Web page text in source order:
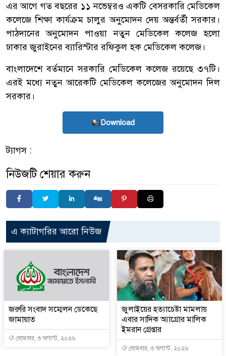
এর আগে গত বছরের ১১ নভেম্বরও একটি বেসরকারি মেডিকেল
কলেজে শিক্ষা কার্যক্রম চালুর অনুমোদন দেয় অন্তর্বর্তী সরকার।
পাঠদানের অনুমোদন পাওয়া নতুন মেডিকেল কলেজ হলো
ঢাকার জুরাইনের ব্যারিস্টার রফিকুল হক মেডিকেল কলেজ।
বাংলাদেশে বর্তমানে সরকারি মেডিকেল কলেজ রয়েছে ৩৭টি।
এরই মধ্যে নতুন আরেকটি মেডিকেল কলেজের অনুমোদন দিল
সরকার।
Download
ট্যাগস :
নিউজটি শেয়ার করুন
এ ক্যাটাগরির আরো নিউজ
জরুরি সংবাদ সম্মেলন ডেকেছে
জামায়াত
সোমবার, ৩ অগাস্ট, ২০২৬
জুলাইয়ের হত্যাচেষ্টা মামলায়
এবার সাদিক অ্যাগ্রোর মালিক
ইমরান গ্রেপ্তার
সোমবার, ৩ অগাস্ট, ২০২৬